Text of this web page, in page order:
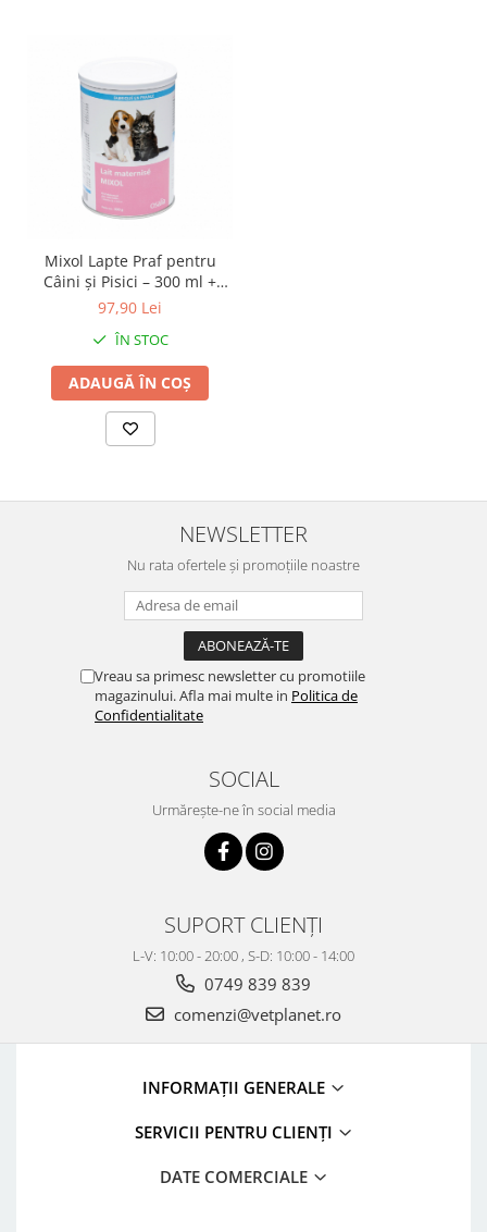
Mixol Lapte Praf pentru
Câini și Pisici – 300 ml +
biberon
97,90 Lei
ÎN STOC
ADAUGĂ ÎN COȘ
NEWSLETTER
Nu rata ofertele și promoțiile noastre
Vreau sa primesc newsletter cu promotiile
magazinului. Afla mai multe in Politica de
Confidentialitate
SOCIAL
Urmărește-ne în social media
SUPORT CLIENȚI
L-V: 10:00 - 20:00 , S-D: 10:00 - 14:00
0749 839 839
comenzi@vetplanet.ro
INFORMAȚII GENERALE
SERVICII PENTRU CLIENȚI
DATE COMERCIALE